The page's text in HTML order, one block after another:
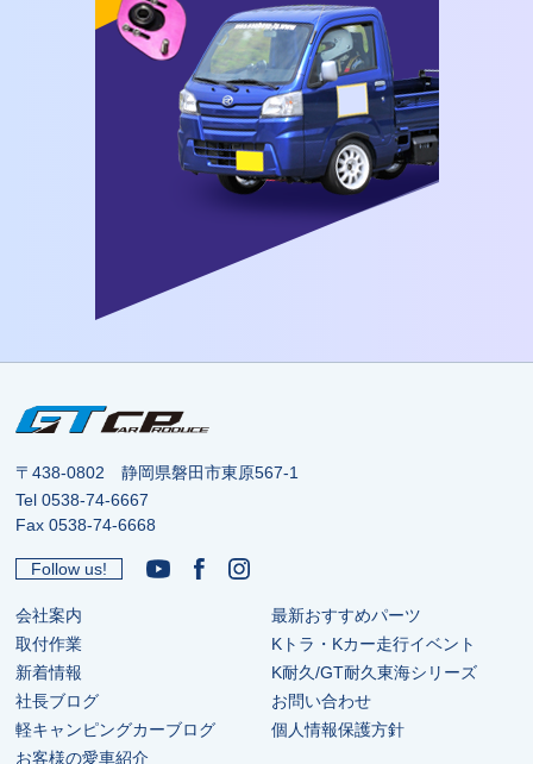
〒438-0802 静岡県磐田市東原567-1
Tel0538-74-6667
Fax 0538-74-6668
Follow us!
会社案内
取付作業
新着情報
社長ブログ
軽キャンピングカーブログ
お客様の愛車紹介
最新おすすめパーツ
Kトラ・Kカー走行イベント
K耐久/GT耐久東海シリーズ
お問い合わせ
個人情報保護方針